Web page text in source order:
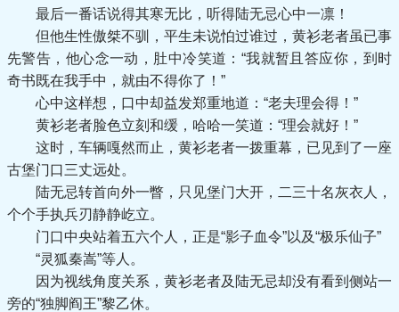
最后一番话说得其寒无比，听得陆无忌心中一凛！
但他生性傲桀不驯，平生未说怕过谁过，黄衫老者虽已事
先警告，他心念一动，肚中冷笑道：“我就暂且答应你，到时
奇书既在我手中，就由不得你了！”
心中这样想，口中却益发郑重地道：“老夫理会得！”
黄衫老者脸色立刻和缓，哈哈一笑道：“理会就好！”
这时，车辆嘎然而止，黄衫老者一拨重幕，已见到了一座
古堡门口三丈远处。
陆无忌转首向外一瞥，只见堡门大开，二三十名灰衣人，
个个手执兵刃静静屹立。
门口中央站着五六个人，正是“影子血令”以及“极乐仙子”
“灵狐秦嵩”等人。
因为视线角度关系，黄衫老者及陆无忌却没有看到侧站一
旁的“独脚阎王”黎乙休。